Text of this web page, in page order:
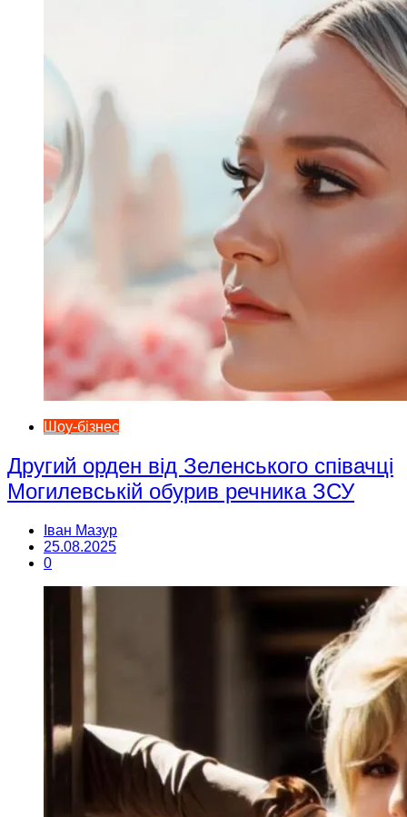
Шоу-бізнес
Другий орден від Зеленського співачці
Могилевській обурив речника ЗСУ
Іван Мазур
25.08.2025
0